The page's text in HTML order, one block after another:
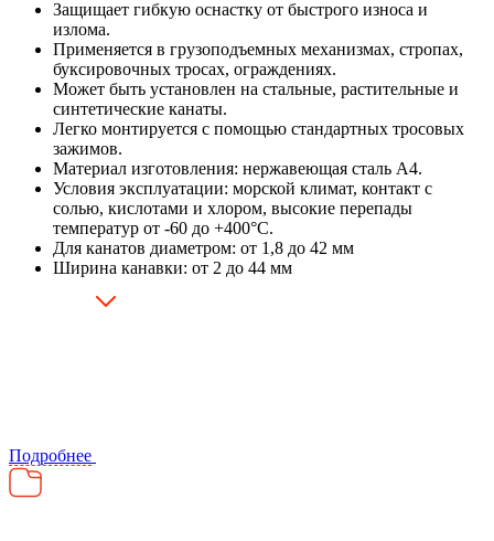
Защищает гибкую оснастку от быстрого износа и
излома.
Применяется в грузоподъемных механизмах, стропах,
буксировочных тросах, ограждениях.
Может быть установлен на стальные, растительные и
синтетические канаты.
Легко монтируется с помощью стандартных тросовых
зажимов.
Материал изготовления: нержавеющая сталь А4.
Условия эксплуатации: морской климат, контакт с
солью, кислотами и хлором, высокие перепады
температур от -60 до +400°C.
Для канатов диаметром: от 1,8 до 42 мм
Ширина канавки: от 2 до 44 мм
Подробнее